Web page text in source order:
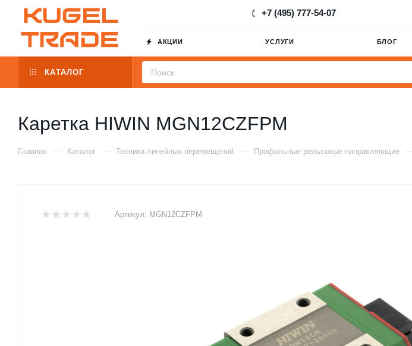
+7 (495) 777-54-07
АКЦИИ УСЛУГИ БЛОГ
КАТАЛОГ
Каретка HIWIN MGN12CZFPM
Главная — Каталог — Техника линейных перемещений — Профильные рельсовые направляющие
Артикул: MGN12CZFPM